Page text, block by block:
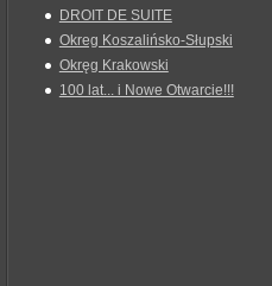
DROIT DE SUITE
Okreg Koszalińsko-Słupski
Okręg Krakowski
100 lat... i Nowe Otwarcie!!!